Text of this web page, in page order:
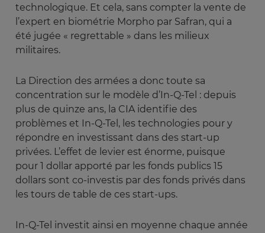
technologique. Et cela, sans compter la vente de
l’expert en biométrie Morpho par Safran, qui a
été jugée « regrettable » dans les milieux
militaires.
La Direction des armées a donc toute sa
concentration sur le modèle d’In-Q-Tel : depuis
plus de quinze ans, la CIA identifie des
problèmes et In-Q-Tel, les technologies pour y
répondre en investissant dans des start-up
privées. L’effet de levier est énorme, puisque
pour 1 dollar apporté par les fonds publics 15
dollars sont co-investis par des fonds privés dans
les tours de table de ces start-ups.
In-Q-Tel investit ainsi en moyenne chaque année